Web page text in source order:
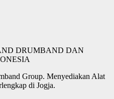
Group. Menyediakan Alat
di Jogja.